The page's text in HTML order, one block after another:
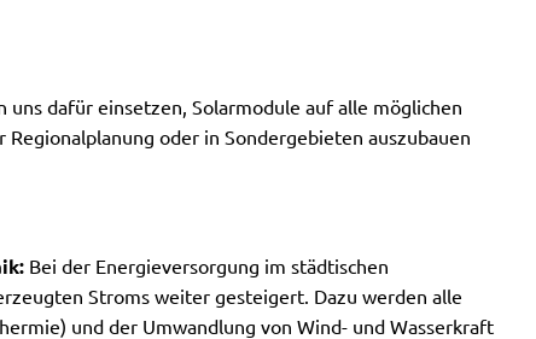
dafür einsetzen, Solarmodule auf alle möglichen
oder in Sondergebieten auszubauen
Bei der Energieversorgung im städtischen
Stroms weiter gesteigert. Dazu werden alle
und der Umwandlung von Wind- und Wasserkraft